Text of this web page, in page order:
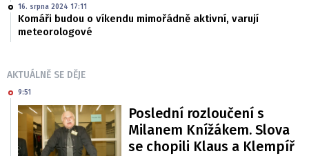
16. srpna 2024 17:11
Komáři budou o víkendu mimořádně aktivní, varují
meteorologové
AKTUÁLNĚ SE DĚJE
9:51
Poslední rozloučení s
Milanem Knížákem. Slova
se chopili Klaus a Klempíř